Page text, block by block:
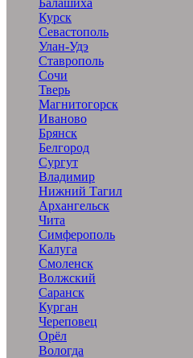
Балашиха
Курск
Севастополь
Улан-Удэ
Ставрополь
Сочи
Тверь
Магнитогорск
Иваново
Брянск
Белгород
Сургут
Владимир
Нижний Тагил
Архангельск
Чита
Симферополь
Калуга
Смоленск
Волжский
Саранск
Курган
Череповец
Орёл
Вологда